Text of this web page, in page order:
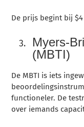
De prijs begint bij
Myers-
(MBTI)
De MBTI is iets
functioneler. De
over iemands